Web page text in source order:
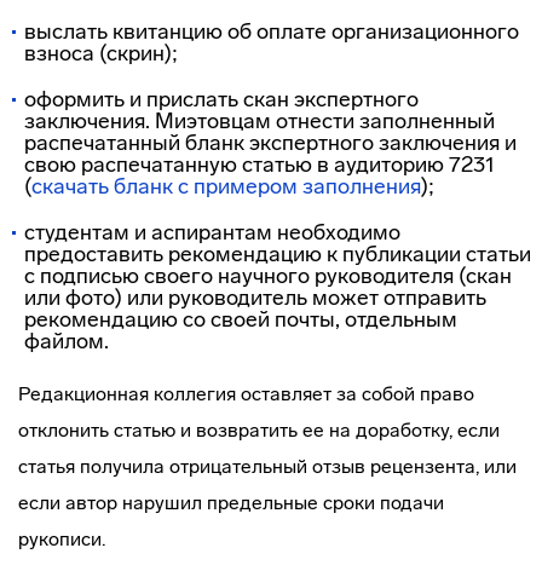
выслать квитанцию об оплате организационного
взноса (скрин);
оформить и прислать скан экспертного
заключения. Миэтовцам отнести заполненный
распечатанный бланк экспертного заключения и
свою распечатанную статью в аудиторию 7231
(скачать бланк с примером заполнения);
студентам и аспирантам необходимо
предоставить рекомендацию к публикации статьи
с подписью своего научного руководителя (скан
или фото) или руководитель может отправить
рекомендацию со своей почты, отдельным
файлом.
Редакционная коллегия оставляет за собой право
отклонить статью и возвратить ее на доработку, если
статья получила отрицательный отзыв рецензента, или
если автор нарушил предельные сроки подачи
рукописи.